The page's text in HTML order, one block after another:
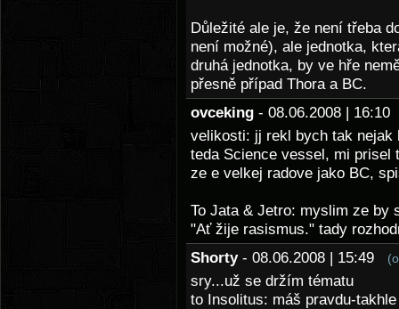
Důležité ale je, že není třeba
není možné), ale jednotka,
druhá jednotka, by ve hře
přesně případ Thora a BC.
ovceking - 08.06.2008 |
velikosti: jj rekl bych tak nejak
teda Science vessel, mi prisel
ze e velkej radove jako BC,
To Jata & Jetro: myslim ze by
"Ať žije rasismus." tady
Shorty - 08.06.2008 | 15:49
sry...už se držím tématu
to Insolitus: máš pravdu-